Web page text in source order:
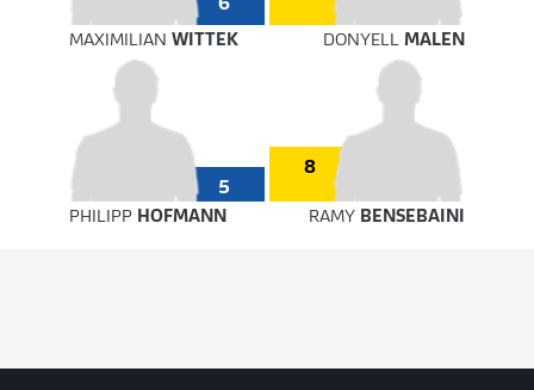
6
MAXIMILIAN WITTEK DONYELLMALEN
5
8
PHILIPP HOFMANN RAMY BENSEBAINI